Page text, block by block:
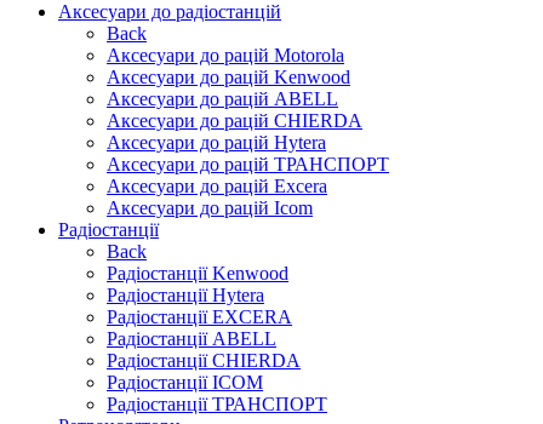
Аксесуари до радіостанцій
Back
Аксесуари до рацій Motorola
Аксесуари до рацій Kenwood
Аксесуари до рацій ABELL
Аксесуари до рацій CHIERDA
Аксесуари до рацій Hytera
Аксесуари до рацій ТРАНСПОРТ
Аксесуари до рацій Excera
Аксесуари до рацій Icom
Радіостанції
Back
Радіостанції Kenwood
Радіостанції Hytera
Радіостанції EXCERA
Радіостанції ABELL
Радіостанції CHIERDA
Радіостанції ICOM
Радіостанції ТРАНСПОРТ